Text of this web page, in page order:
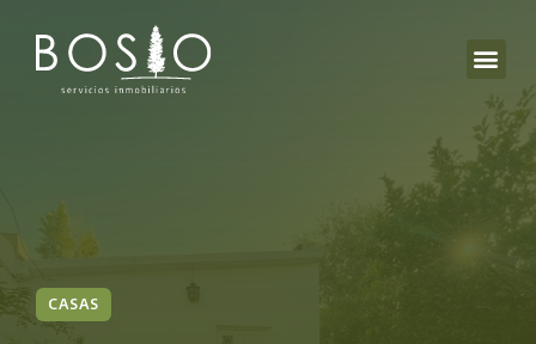
CASAS